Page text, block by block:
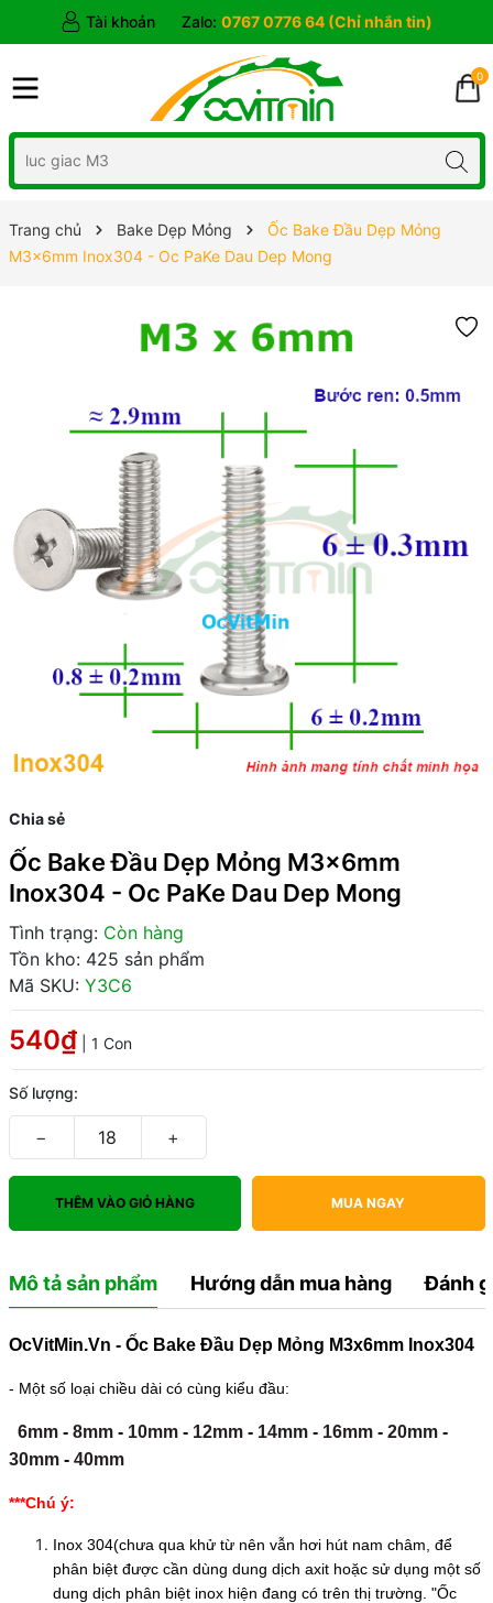
Tài khoản Zalo: 0767 0776 64 (Chỉ nhắn tin)
0
Trang chủ Bake Dẹp Mỏng
Ốc Bake Đầu Dẹp Mỏng
M3x6mm Inox304 - Oc PaKe Dau Dep Mong
Chia sẻ
Ốc Bake Đầu Dẹp Mỏng M3x6mm
Inox304 - Oc PaKe Dau Dep Mong
Tình trạng: Còn hàng
Tồn kho: 425 sản phẩm
Mã SKU: Y3C6
540₫ | 1 Con
Số lượng:
− +
THÊM VÀO GIỎ HÀNG MUA NGAY
Mô tả sản phẩm Hướng dẫn mua hàng Đánh
OcVitMin.Vn - Ốc Bake Đầu Dẹp Mỏng M3x6mm Inox304
- Một số loại chiều dài có cùng kiểu đầu:
6mm- 8mm- 10mm- 12mm- 14mm- 16mm- 20mm-
30mm- 40mm
***Chú ý:
Inox 304(chưa qua khử từ nên vẫn hơi hút nam châm, để
phân biệt được cần dùng dung dịch axit hoặc sử dụng một số
dung dịch phân biệt inox hiện đang có trên thị trường. "Ốc